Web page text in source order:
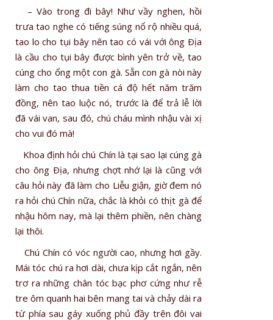
– Vào trong đi bây! Như vầy nghen, hồi
trưa tao nghe có tiếng súng nổ rộ nhiều quá,
tao lo cho tụi bây nên tao có vái với ông Ðịa
là cầu cho tụi bây được bình yên trở về, tao
cúng cho ổng một con gà. Sẵn con gà nòi này
làm cho tao thua tiền cá độ hết năm trăm
đồng, nên tao luộc nó, trước là để trả lễ lời
đã vái van, sau đó, chú cháu mình nhậu vài xị
cho vui đó mà!
Khoa định hỏi chú Chín là tại sao lại cúng gà
cho ông Ðịa, nhưng chợt nhớ lại là cũng với
câu hỏi này đã làm cho Liễu giận, giờ đem nó
ra hỏi chú Chín nữa, chắc là khỏi có thịt gà để
nhậu hôm nay, mà lại thêm phiền, nên chàng
lại thôi.
Chú Chín có vóc người cao, nhưng hơi gầy.
Mái tóc chú ra hơi dài, chưa kịp cắt ngắn, nên
trơ ra những chân tóc bạc phơ cứng như rễ
tre ôm quanh hai bên mang tai và chảy dài ra
từ phía sau gáy xuống phủ đầy trên đôi vai